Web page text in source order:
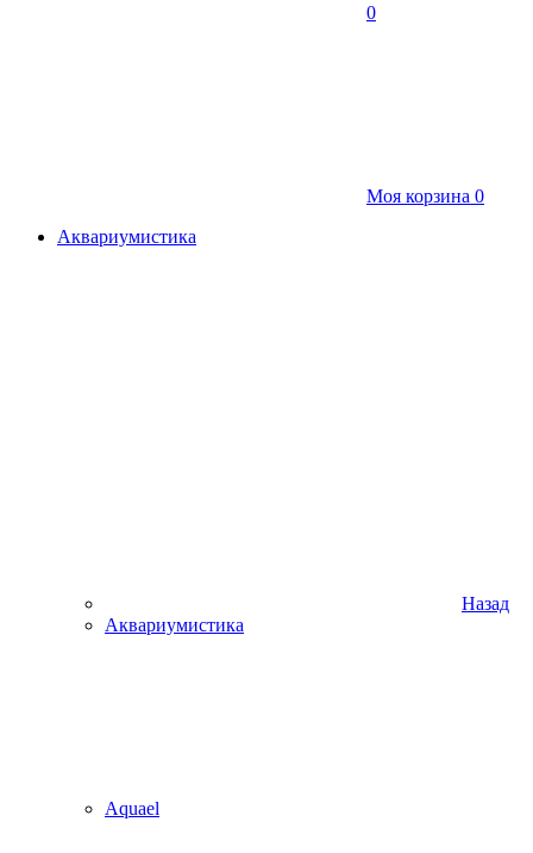
0
Моя корзина 0
Аквариумистика
Назад
Аквариумистика
Aquael